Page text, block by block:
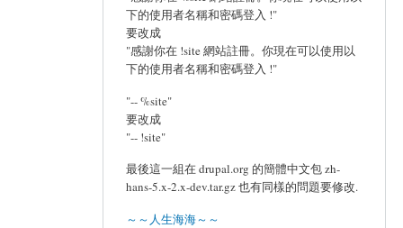
下的使用者名稱和密碼登入 !"
要改成
"感謝你在 !site 網站註冊。你現在可以使用以
下的使用者名稱和密碼登入 !"
"-- %site"
要改成
"-- !site"
最後這一組在 drupal.org 的簡體中文包 zh-
hans-5.x-2.x-dev.tar.gz 也有同樣的問題要修改.
～～人生海海～～